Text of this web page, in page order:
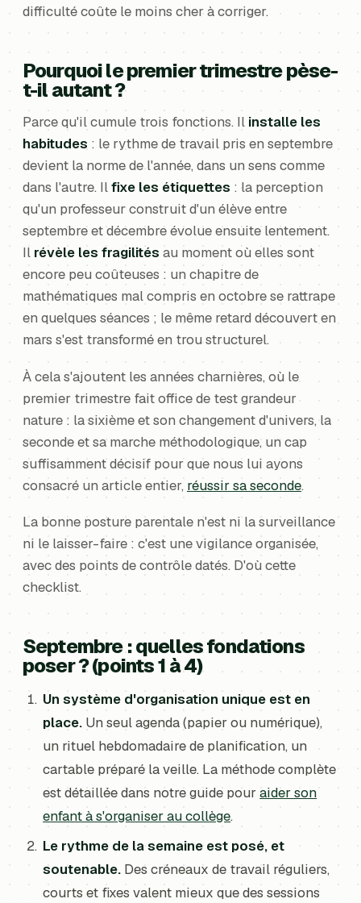
difficulté coûte le moins cher à corriger.
Pourquoi le premier trimestre pèse-
t-il autant ?
Parce qu'il cumule trois fonctions. Il installe les
habitudes : le rythme de travail pris en septembre
devient la norme de l'année, dans un sens comme
dans l'autre. Ilfixe les étiquettes : la perception
qu'un professeur construit d'un élève entre
septembre et décembre évolue ensuite lentement.
Il révèle les fragilités au moment où elles sont
encore peu coûteuses : un chapitre de
mathématiques mal compris en octobre se rattrape
en quelques séances ; le même retard découvert en
mars s'est transformé en trou structurel.
À cela s'ajoutent les années charnières, où le
premier trimestre fait office de test grandeur
nature : la sixième et son changement d'univers, la
seconde et sa marche méthodologique, un cap
suffisamment décisif pour que nous lui ayons
consacré un article entier, réussir sa seconde.
La bonne posture parentale n'est ni la surveillance
ni le laisser-faire : c'est une vigilance organisée,
avec des points de contrôle datés. D'où cette
checklist.
Septembre : quelles fondations
poser ? (points 1 à 4)
Un système d'organisation unique est en
place. Un seul agenda (papier ou numérique),
un rituel hebdomadaire de planification, un
cartable préparé la veille. La méthode complète
est détaillée dans notre guide pouraider son
enfant à s'organiser au collège.
Le rythme de la semaine est posé, et
soutenable. Des créneaux de travail réguliers,
courts et fixes valent mieux que des sessions